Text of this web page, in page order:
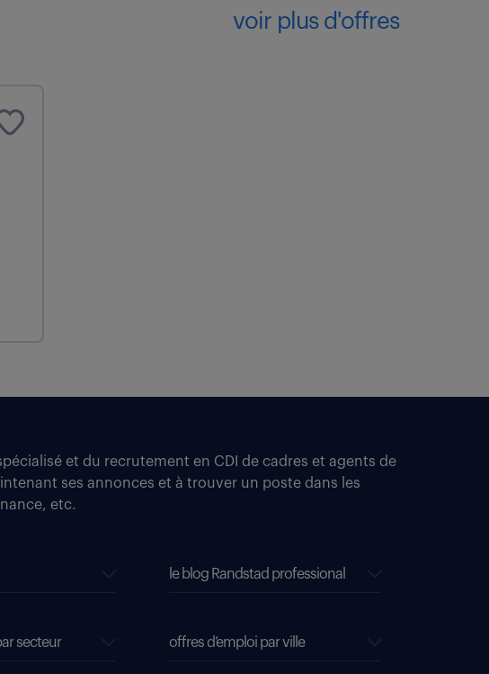
voir plus d'offres
et du recrutement en CDI de cadres et agents de
ses annonces et à trouver un poste dans les
etc.
le blog Randstad professional
secteur offres d’emploi par ville